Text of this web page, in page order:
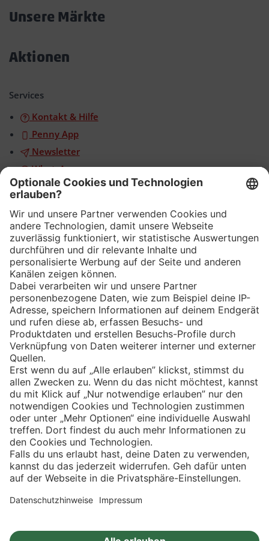
Unsere Märkte
Aktionen
Services
Kontakt & Hilfe
Penny App
Newsletter
WhatsApp
App
Eishockey
Impressum
Privatsphäre-Einstellungen